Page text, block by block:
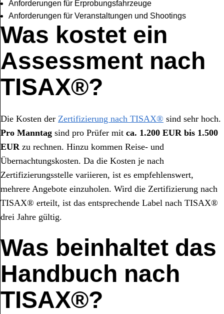
Anforderungen für Erprobungsfahrzeuge
Anforderungen für Veranstaltungen und Shootings
Was kostet ein
Assessment nach
TISAX®?
Die Kosten der Zertifizierung nach TISAX® sind sehr hoch.
Pro Manntag sind pro Prüfer mit ca. 1.200 EUR bis 1.500
EUR zu rechnen. Hinzu kommen Reise- und
Übernachtungskosten. Da die Kosten je nach
Zertifizierungsstelle variieren, ist es empfehlenswert,
mehrere Angebote einzuholen. Wird die Zertifizierung nach
TISAX® erteilt, ist das entsprechende Label nach TISAX®
drei Jahre gültig.
Was beinhaltet das
Handbuch nach
TISAX®?